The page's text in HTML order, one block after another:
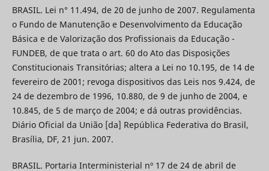
BRASIL. Lei n° 11.494, de 20 de junho de 2007. Regulamenta
o Fundo de Manutenção e Desenvolvimento da Educação
Básica e de Valorização dos Profissionais da Educação -
FUNDEB, de que trata o art. 60 do Ato das Disposições
Constitucionais Transitórias; altera a Lei no 10.195, de 14 de
fevereiro de 2001; revoga dispositivos das Leis nos 9.424, de
24 de dezembro de 1996, 10.880, de 9 de junho de 2004, e
10.845, de 5 de março de 2004; e dá outras providências.
Diário Oficial da União [da] República Federativa do Brasil,
Brasília, DF, 21 jun. 2007.
BRASIL. Portaria Interministerial nº 17 de 24 de abril de